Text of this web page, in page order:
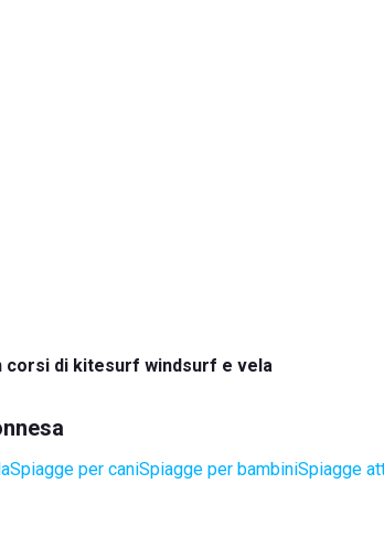
corsi di kitesurf windsurf e vela
Spiagge per caniSpiagge per bambiniSpiagge